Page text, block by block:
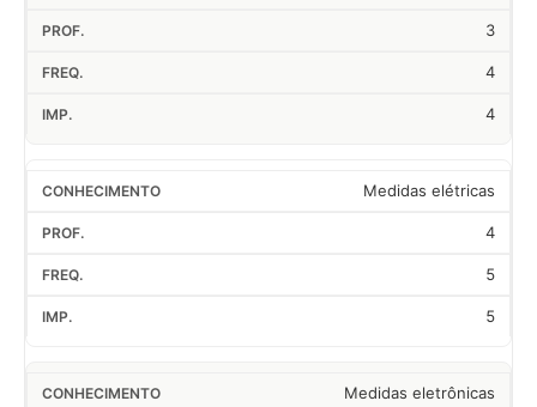
3
4
4
Medidas elétricas
4
5
5
Medidas eletrônicas